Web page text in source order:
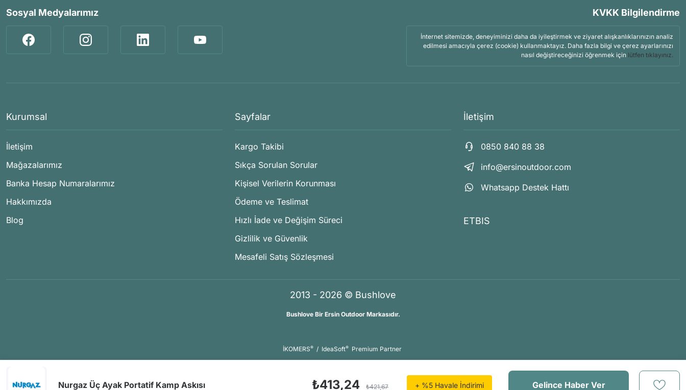
Nurgaz Üç Ayak Portatif Kamp Askısı ₺413,24 ₺421,67 + %5 Havale İndirimi Gelince Haber Ver
Sosyal Medyalarımız KVKK Bilgilendirme
İnternet sitemizde, deneyiminizi daha da iyileştirmek ve ziyaret alışkanlıklarınızın analiz
edilmesi amacıyla çerez (cookie) kullanmaktayız. Daha fazla bilgi ve çerez ayarlarınızı
nasıl değiştireceğinizi öğrenmek için lütfen tıklayınız.
Kurumsal
İletişim
Mağazalarımız
Banka Hesap Numaralarımız
Hakkımızda
Blog
Sayfalar
Kargo Takibi
Sıkça Sorulan Sorular
Kişisel Verilerin Korunması
Ödeme ve Teslimat
Hızlı İade ve Değişim Süreci
Gizlilik ve Güvenlik
Mesafeli Satış Sözleşmesi
İletişim
0850 840 88 38
info@ersinoutdoor.com
Whatsapp Destek Hattı
ETBIS
2013 - 2026 © Bushlove
Bushlove Bir Ersin Outdoor Markasıdır.
İKOMERS® / IdeaSoft® Premium Partner